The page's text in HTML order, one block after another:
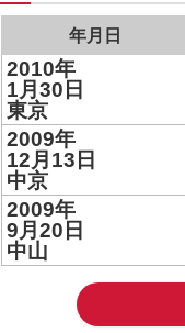
年月日
2010年
1月30日
東京
2009年
12月13日
中京
2009年
9月20日
中山